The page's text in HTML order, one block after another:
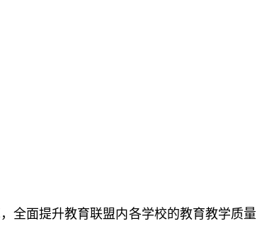
面提升教育联盟内各学校的教育教学质